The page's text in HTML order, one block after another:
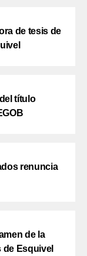
de tesis de
título
renuncia
de la
de Esquivel